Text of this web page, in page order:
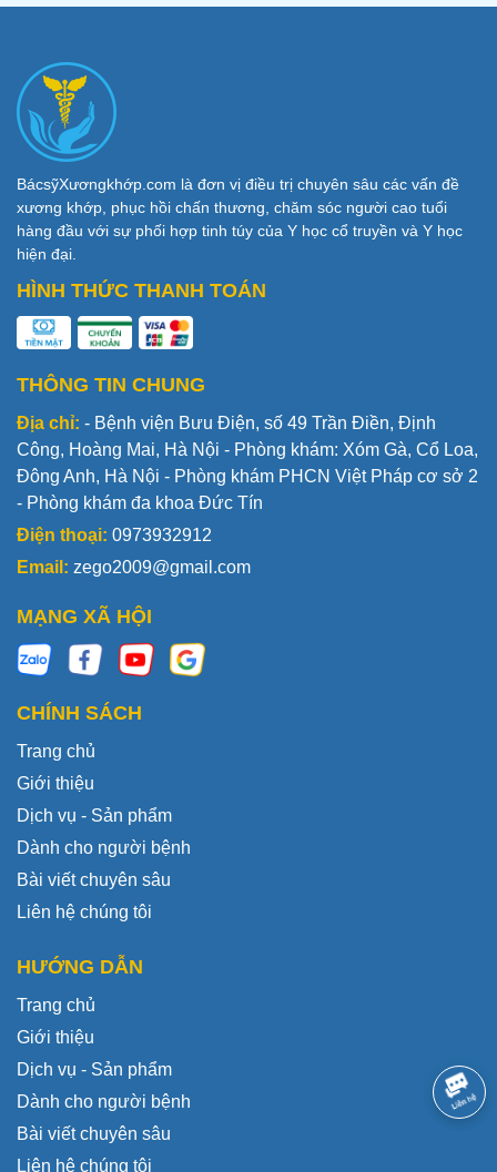
BácsỹXươngkhớp.com là đơn vị điều trị chuyên sâu các vấn đề
xương khớp, phục hồi chấn thương, chăm sóc người cao tuổi
hàng đầu với sự phối hợp tinh túy của Y học cổ truyền và Y học
hiện đại.
HÌNH THỨC THANH TOÁN
THÔNG TIN CHUNG
Địa chỉ: - Bệnh viện Bưu Điện, số 49 Trần Điền, Định
Công, Hoàng Mai, Hà Nội - Phòng khám: Xóm Gà, Cổ Loa,
Đông Anh, Hà Nội - Phòng khám PHCN Việt Pháp cơ sở 2
- Phòng khám đa khoa Đức Tín
Điện thoại: 0973932912
Email: zego2009@gmail.com
MẠNG XÃ HỘI
CHÍNH SÁCH
Trang chủ
Giới thiệu
Dịch vụ - Sản phẩm
Dành cho người bệnh
Bài viết chuyên sâu
Liên hệ chúng tôi
HƯỚNG DẪN
Trang chủ
Giới thiệu
Dịch vụ - Sản phẩm
Dành cho người bệnh
Bài viết chuyên sâu
Liên hệ chúng tôi